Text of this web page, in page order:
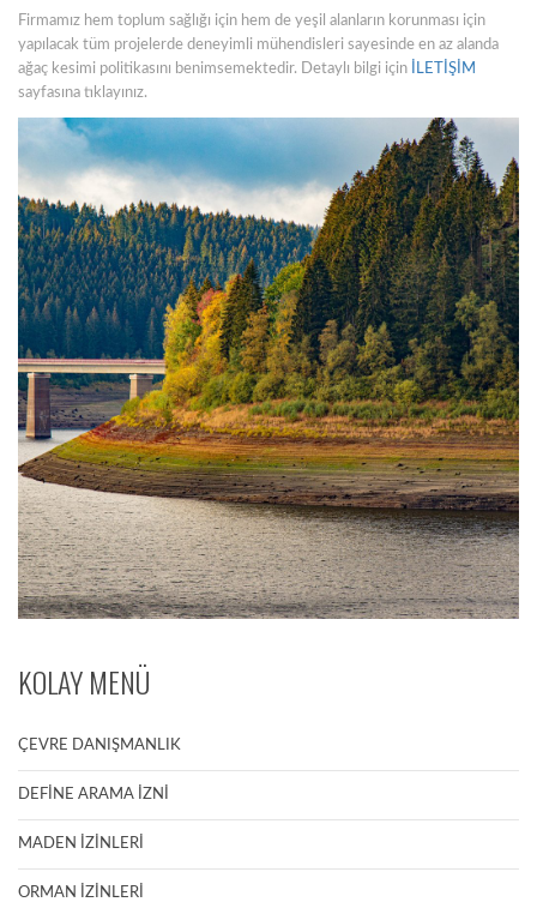
Firmamız hem toplum sağlığı için hem de yeşil alanların korunması için
yapılacak tüm projelerde deneyimli mühendisleri sayesinde en az alanda
ağaç kesimi politikasını benimsemektedir. Detaylı bilgi için
İLETİŞİM
sayfasına tıklayınız.
KOLAY MENÜ
ÇEVRE DANIŞMANLIK
DEFİNE ARAMA İZNİ
MADEN İZİNLERİ
ORMAN İZİNLERİ